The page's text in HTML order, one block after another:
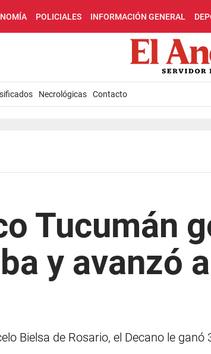
POLICIALES INFORMACIÓN GENERAL
Necrológicas Contacto
Tucumán
y avanzó
Bielsa de Rosario, el Decano le ganó